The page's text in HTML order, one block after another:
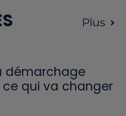
Plus
démarchage
ce qui va changer